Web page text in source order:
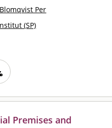
Blomqvist Per
(SP)
Premises and